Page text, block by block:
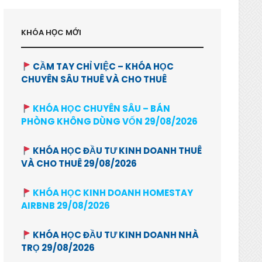
KHÓA HỌC MỚI
CẦM TAY CHỈ VIỆC – KHÓA HỌC
CHUYÊN SÂU THUÊ VÀ CHO THUÊ
KHÓA HỌC CHUYÊN SÂU – BÁN
PHÒNG KHÔNG DÙNG VỐN 29/08/2026
KHÓA HỌC ĐẦU TƯ KINH DOANH THUÊ
VÀ CHO THUÊ 29/08/2026
KHÓA HỌC KINH DOANH HOMESTAY
AIRBNB 29/08/2026
KHÓA HỌC ĐẦU TƯ KINH DOANH NHÀ
TRỌ 29/08/2026